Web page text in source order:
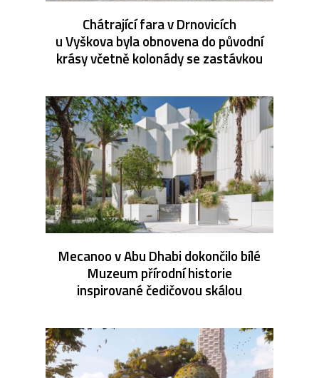
Chátrající fara v Drnovicích
u Vyškova byla obnovena do původní
krásy včetně kolonády se zastávkou
Mecanoo v Abu Dhabi dokončilo bílé
Muzeum přírodní historie
inspirované čedičovou skálou